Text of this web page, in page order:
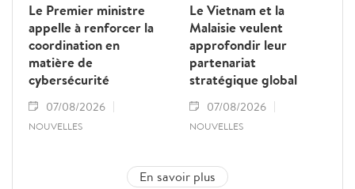
Le Premier ministre
appelle à renforcer la
coordination en
matière de
cybersécurité
07/08/2026
NOUVELLES
Le Vietnam et la
Malaisie veulent
approfondir leur
partenariat
stratégique global
07/08/2026
NOUVELLES
En savoir plus